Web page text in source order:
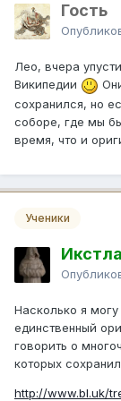
Гость
Лео, вчера
Википедии
сохранился, но
соборе, где мы
время, что и
Ученики
Насколько я
единственный
говорить о
которых
http://www.bl.uk/